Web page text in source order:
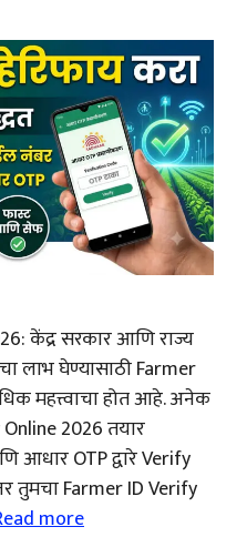
केंद्र सरकार आणि राज्य
लाभ घेण्यासाठी Farmer
महत्त्वाचा होत आहे. अनेक
2026 तयार
आधार OTP द्वारे Verify
तुमचा Farmer ID Verify
more